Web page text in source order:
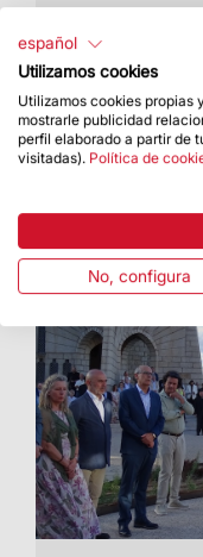
finalizado el 26
español
Utilizamos cookies
Utilizamos cookies propias
mostrarle publicidad
perfil elaborado a partir de
visitadas). Política de
No, configura